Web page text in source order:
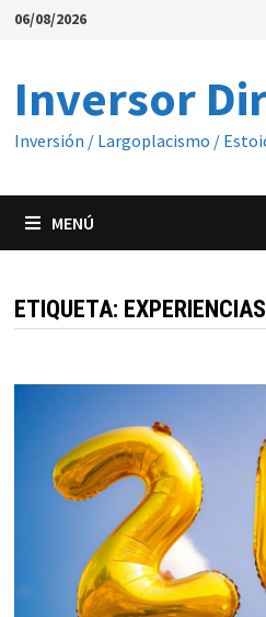
Saltar
06/08/2026
Inversor
Inversión / Largoplacismo /
MENÚ
ETIQUETA: EXPERIENCIAS